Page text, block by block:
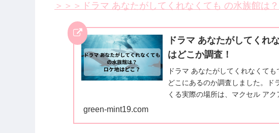
＞＞＞ドラマ あなたがしてくれなくても の水族館は
ドラマ あなたがしてくれ
はどこか調査！
ドラマ あなたがしてくれなくて
どこにあるのか調査しました。ド
くる実際の場所は、マクセル アク
green-mint19.com